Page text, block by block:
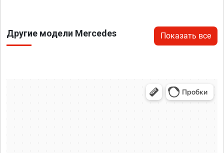
Другие модели Mercedes Показать все